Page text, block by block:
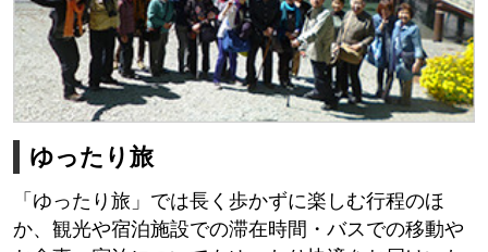
ゆったり旅
「ゆったり旅」では長く歩かずに楽しむ行程のほ
か、観光や宿泊施設での滞在時間・バスでの移動や